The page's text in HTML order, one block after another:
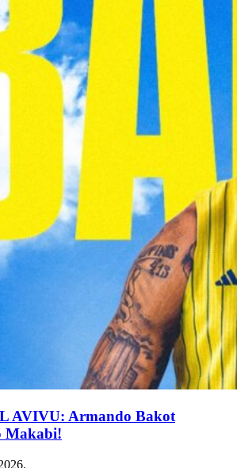
AVIVU: Armando Bakot
Makabi!